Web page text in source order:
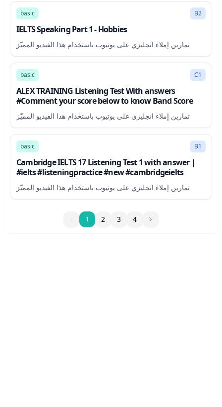
basic B2
IELTS Speaking Part 1 - Hobbies
تمارين إملاء انجليزي على يوتيوب باستخدام هذا الفيديو المميّز
31:27
basic C1
ALEX TRAINING Listening Test With answers
#Comment your score below to know Band Score
تمارين إملاء انجليزي على يوتيوب باستخدام هذا الفيديو المميّز
24:50
basic B1
Cambridge IELTS 17 Listening Test 1 with answer |
#ielts #listeningpractice #new #cambridgeielts
تمارين إملاء انجليزي على يوتيوب باستخدام هذا الفيديو المميّز
11 2 3 4